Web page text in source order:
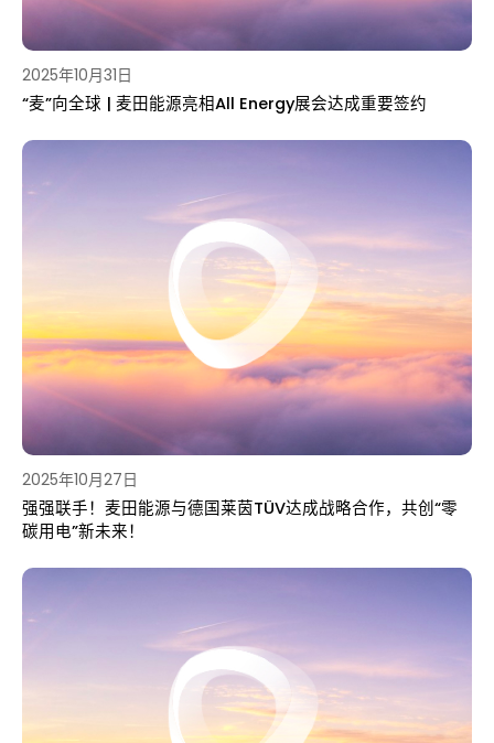
2025年10月31日
“麦”向全球 | 麦田能源亮相All Energy展会达成重要签约
2025年10月27日
强强联手！麦田能源与德国莱茵TÜV达成战略合作，共创“零
碳用电”新未来！